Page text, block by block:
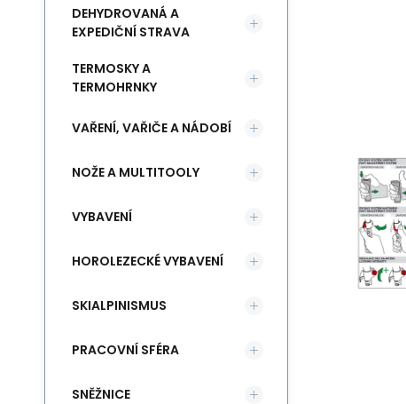
DEHYDROVANÁ A
EXPEDIČNÍ STRAVA
TERMOSKY A
TERMOHRNKY
VAŘENÍ, VAŘIČE A NÁDOBÍ
NOŽE A MULTITOOLY
VYBAVENÍ
HOROLEZECKÉ VYBAVENÍ
SKIALPINISMUS
PRACOVNÍ SFÉRA
SNĚŽNICE